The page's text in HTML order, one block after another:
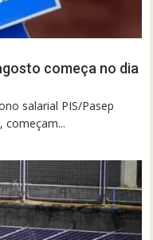
começa no dia
salarial PIS/Pasep
começam...